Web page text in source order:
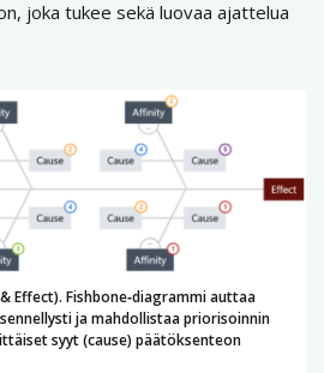
joka tukee sekä luovaa ajattelua
Effect). Fishbone‑diagrammi auttaa
ja mahdollistaa priorisoinnin
syyt (cause) päätöksenteon